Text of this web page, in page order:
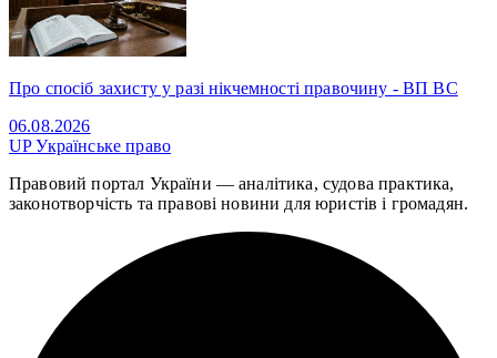
Про спосіб захисту у разі нікчемності правочину - ВП ВС
06.08.2026
UPУкраїнське право
Правовий портал України — аналітика, судова практика,
законотворчість та правові новини для юристів і громадян.